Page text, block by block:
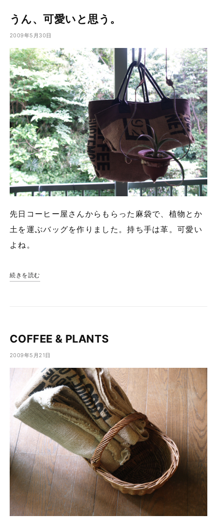
うん、可愛いと思う。
2009年5月30日
先日コーヒー屋さんからもらった麻袋で、植物とか
土を運ぶバッグを作りました。持ち手は革。可愛い
よね。
続きを読む
COFFEE & PLANTS
2009年5月21日